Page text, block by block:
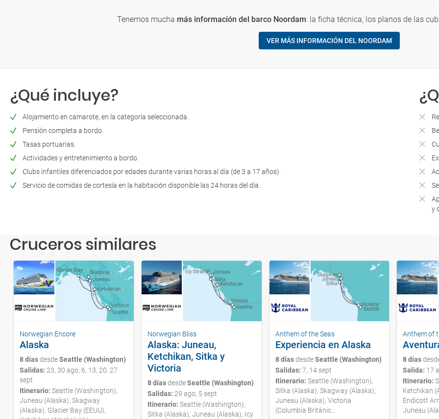
Tenemos mucha más información del barco Noordam: la ficha técnica, los planos de las
VER MÁS INFORMACIÓN DEL NOORDAM
¿Qué incluye?
Alojamiento en camarote, en la categoría seleccionada.
Pensión completa a bordo.
Tasas portuarias.
Actividades y entretenimiento a bordo.
Clubs infantiles diferenciados por edades durante varias horas al día (de 3 a 17 años).
Servicio de comidas de cortesía en la habitación disponible las 24 horas del día.
y
Cruceros similares
Norwegian Encore
Alaska
8 díasdesdeSeattle (Washington)
Salidas: 23, 30 ago; 6, 13, 20, 27
sept
Itinerario: Seattle (Washington),
Juneau (Alaska), Skagway
(Alaska), Glacier Bay (EEUU),
Norwegian Bliss
Alaska: Juneau,
Ketchikan, Sitka y
Victoria
8 díasdesdeSeattle (Washington)
Salidas: 29 ago; 5 sept
Itinerario: Seattle (Washington),
Sitka (Alaska), Juneau (Alaska), Icy
Anthem of the Seas
Experiencia en Alaska
8 díasdesdeSeattle (Washington)
Salidas: 7, 14 sept
Itinerario: Seattle (Washington),
Sitka (Alaska), Skagway (Alaska),
Juneau (Alaska), Victoria
(Columbia Británic...
Anthem of
8 días
Salida: 17
Itinerario:
Ketchikan
Endicott
Juneau